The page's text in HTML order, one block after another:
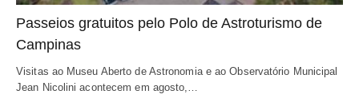
Passeios gratuitos pelo Polo de Astroturismo de
Campinas
Visitas ao Museu Aberto de Astronomia e ao Observatório Municipal
Jean Nicolini acontecem em agosto,…